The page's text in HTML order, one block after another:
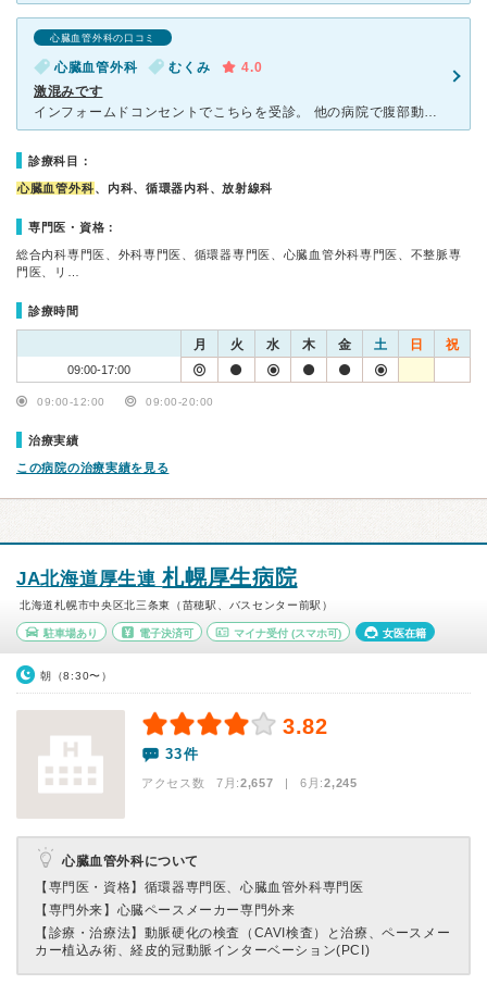
心臓血管外科の口コミ
心臓血管外科 むくみ
4.0
激混みです
インフォームドコンセントでこちらを受診。 他の病院で腹部動脈瘤が見つかり定期的に検査をしていましたが、大きくなるのが早いとは言われ手術をした方が良いという話になったようです。 高齢でもあります
診療科目：
心臓血管外科、内科、循環器内科、放射線科
専門医・資格：
総合内科専門医、外科専門医、循環器専門医、心臓血管外科専門医、不整脈専
門医、リ…
診療時間
月 火 水 木 金 土 日 祝
09:00-17:00
09:00-12:00 09:00-20:00
治療実績
この病院の治療実績を見る
JA北海道厚生連札幌厚生病院
北海道札幌市中央区北三条東（苗穂駅、バスセンター前駅）
駐車場あり 電子決済可 マイナ受付 (スマホ可) 女医在籍
朝（8:30〜）
3.82
33件
アクセス数 7月:2,657 | 6月:2,245
心臓血管外科について
【専門医・資格】 循環器専門医、心臓血管外科専門医
【専門外来】 心臓ペースメーカー専門外来
【診療・治療法】 動脈硬化の検査（CAVI検査）と治療、ペースメー
カー植込み術、経皮的冠動脈インターベーション(PCI)